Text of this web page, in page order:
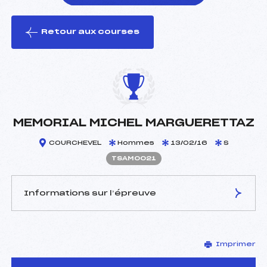
le ski
Retour aux courses
MEMORIAL MICHEL MARGUERETTAZ
COURCHEVEL Hommes 13/02/16 S
TSAM0021
Informations sur l’épreuve
–
Délégué Technique :
MORAT GILLES (SA)
Imprimer